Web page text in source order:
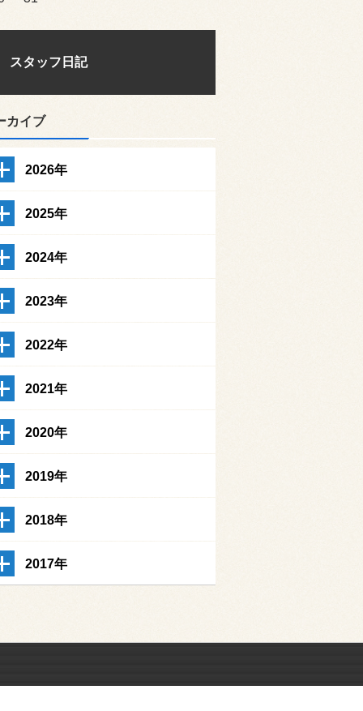
スタッフ日記
カイブ
2026年
2025年
2024年
2023年
2022年
2021年
2020年
2019年
2018年
2017年